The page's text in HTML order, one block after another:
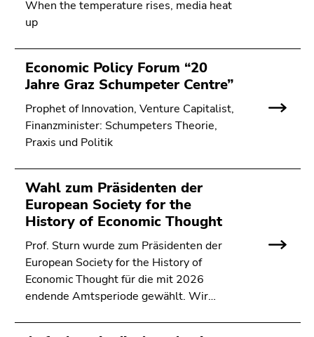
When the temperature rises, media heat
up
Economic Policy Forum “20
Jahre Graz Schumpeter Centre”
Prophet of Innovation, Venture Capitalist,
Finanzminister: Schumpeters Theorie,
Praxis und Politik
Wahl zum Präsidenten der
European Society for the
History of Economic Thought
Prof. Sturn wurde zum Präsidenten der
European Society for the History of
Economic Thought für die mit 2026
endende Amtsperiode gewählt. Wir…